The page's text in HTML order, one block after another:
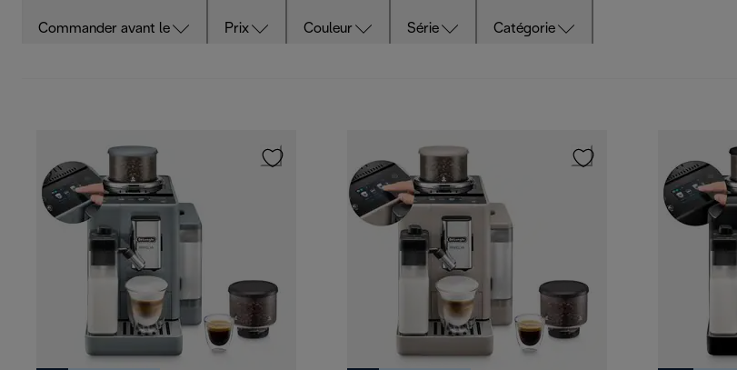
Commander avant le Prix Couleur Série Catégorie